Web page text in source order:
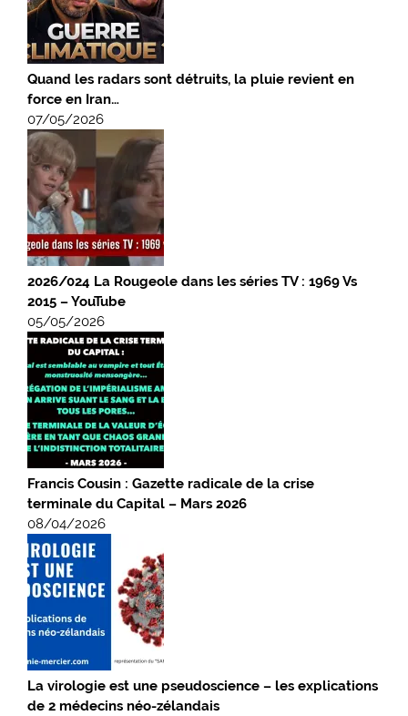
Quand les radars sont détruits, la pluie revient en
force en Iran…
07/05/2026
2026/024 La Rougeole dans les séries TV : 1969 Vs
2015 – YouTube
05/05/2026
Francis Cousin : Gazette radicale de la crise
terminale du Capital – Mars 2026
08/04/2026
La virologie est une pseudoscience – les explications
de 2 médecins néo-zélandais